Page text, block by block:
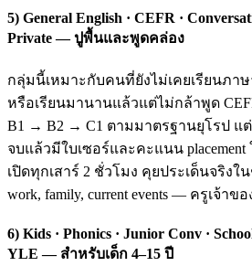
5) General English · CEFR ·
Private — ปูพื้นและพูดคล่อง
กลุ่มนี้เหมาะกับคนที่ยังไม่เคยเรียนภา
หรือเรียนมานานแล้วแต่ไม่กล้าพูด
B1 → B2 → C1 ตามมาตรฐานยุโรป แต่
จบแล้วมีใบเซอร์และคะแนน placement
เปิดทุกเสาร์ 2 ชั่วโมง คุยประเด็นจริงใ
work, family, current events — ครูเจ้า
6) Kids · Phonics · Junior Conv ·
YLE — สำหรับเด็ก 4–15 ปี